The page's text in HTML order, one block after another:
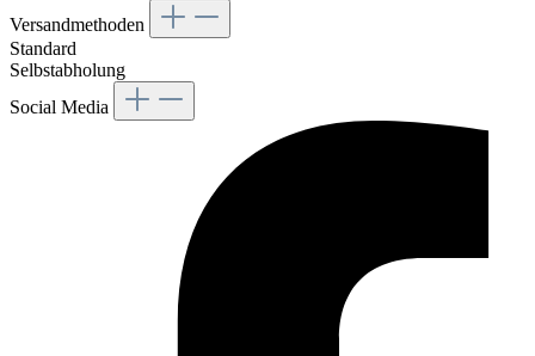
Versandmethoden
Standard
Selbstabholung
Social Media